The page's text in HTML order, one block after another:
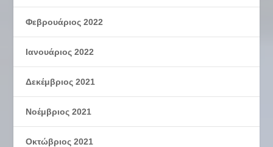
Φεβρουάριος 2022
Ιανουάριος 2022
Δεκέμβριος 2021
Νοέμβριος 2021
Οκτώβριος 2021